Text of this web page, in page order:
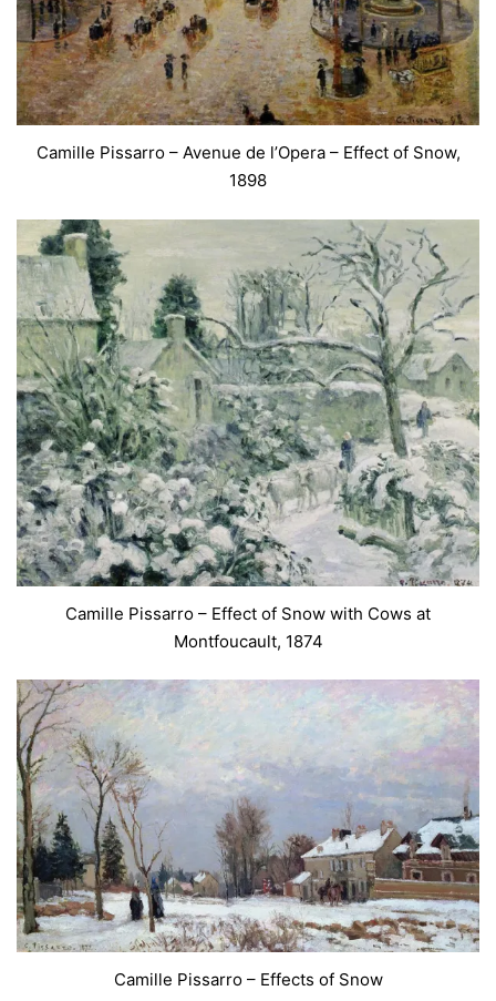
Camille Pissarro – Avenue de l’Opera – Effect of Snow,
1898
Camille Pissarro – Effect of Snow with Cows at
Montfoucault, 1874
Camille Pissarro – Effects of Snow